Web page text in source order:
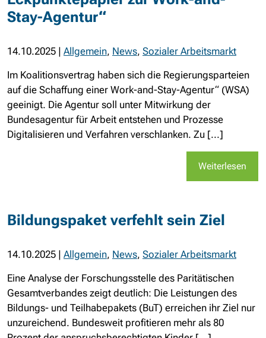
Stay-Agentur“
14.10.2025 | Allgemein, News, Sozialer Arbeitsmarkt
Im Koalitionsvertrag haben sich die Regierungsparteien
auf die Schaffung einer Work-and-Stay-Agentur“ (WSA)
geeinigt. Die Agentur soll unter Mitwirkung der
Bundesagentur für Arbeit entstehen und Prozesse
Digitalisieren und Verfahren verschlanken. Zu [...]
Weiterlesen
Bildungspaket verfehlt sein Ziel
14.10.2025 | Allgemein, News, Sozialer Arbeitsmarkt
Eine Analyse der Forschungsstelle des Paritätischen
Gesamtverbandes zeigt deutlich: Die Leistungen des
Bildungs- und Teilhabepakets (BuT) erreichen ihr Ziel nur
unzureichend. Bundesweit profitieren mehr als 80